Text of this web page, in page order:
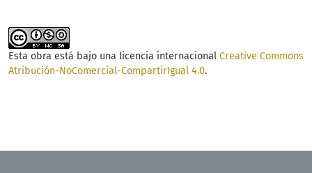
Esta obra está bajo una licencia internacional Creative Commons
Atribución-NoComercial-CompartirIgual 4.0.